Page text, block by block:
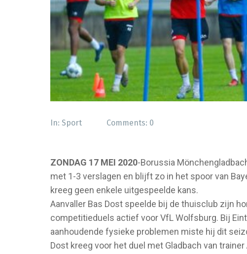
In: Sport Comments: 0
ZONDAG 17 MEI 2020-Borussia
met 1-3 verslagen en blijft zo in het spoor van
kreeg geen enkele uitgespeelde kans.
Aanvaller Bas Dost speelde bij de thuisclub zijn
competitieduels actief voor VfL Wolfsburg. Bij
aanhoudende fysieke problemen miste hij dit
Dost kreeg voor het duel met Gladbach van